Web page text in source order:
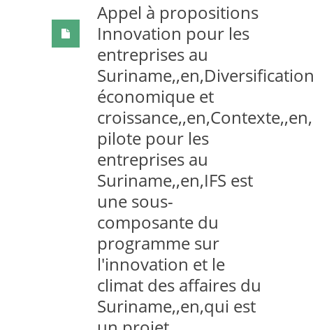
Appel à propositions
Innovation pour les
entreprises au
économique et
pilote pour les
entreprises au
Suriname,,en,IFS est
une sous-
composante du
programme sur
l'innovation et le
climat des affaires du
Suriname,,en,qui est